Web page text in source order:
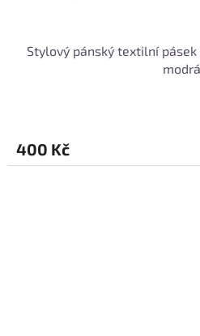
Stylový pánský textilní pásek
modrá
400 Kč